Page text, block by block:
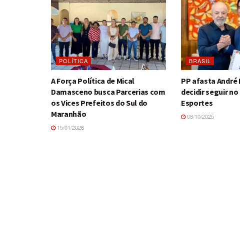
POLÍTICA
A Força Política de Mical
Damasceno busca Parcerias com
os Vices Prefeitos do Sul do
Maranhão
15/01/2026
BRASIL
PP afasta André
decidir seguir
Esportes
08/10/2025